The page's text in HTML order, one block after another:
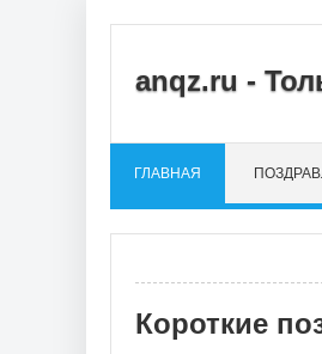
anqz.ru -
ГЛАВНАЯ
Короткие